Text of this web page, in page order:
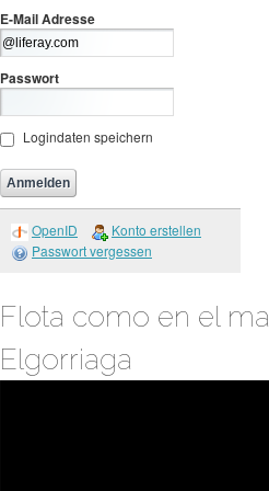
E-Mail Adresse
Passwort
Logindaten speichern
OpenID
Konto erstellen
Passwort vergessen
Flota como en el
Elgorriaga